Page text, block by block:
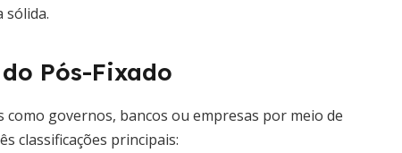
sólida.
Pós-Fixado
governos, bancos ou empresas por meio de
classificações principais: